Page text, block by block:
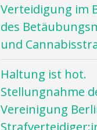
Verteidigung im
des
und
Haltung ist hot.
Stellungnahme
Vereinigung